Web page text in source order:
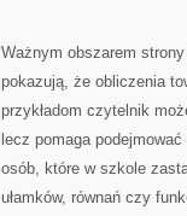
Ważnym obszarem
pokazują, że obliczenia
przykładom czytelnik
lecz pomaga
osób, które w szkole
ułamków, równań czy